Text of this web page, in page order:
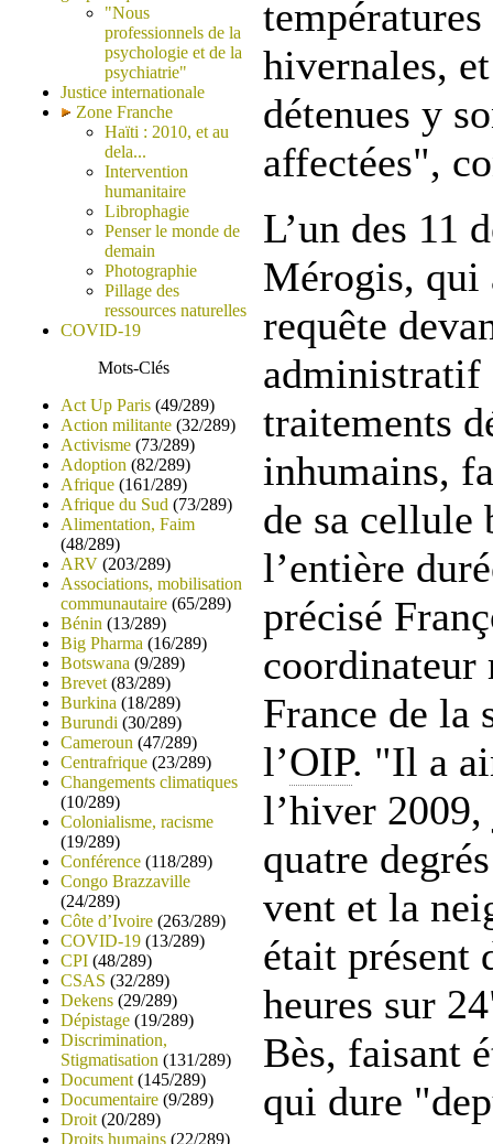
"Nous
professionnels de la
psychologie et de la
psychiatrie"
Justice internationale
Zone Franche
Haïti : 2010, et au
dela...
Intervention
humanitaire
Librophagie
Penser le monde de
demain
Photographie
Pillage des
ressources naturelles
COVID-19
Mots-Clés
Act Up Paris (49/289)
Action militante (32/289)
Activisme (73/289)
Adoption (82/289)
Afrique (161/289)
Afrique du Sud (73/289)
Alimentation, Faim
(48/289)
ARV (203/289)
Associations, mobilisation
communautaire (65/289)
Bénin (13/289)
Big Pharma (16/289)
Botswana (9/289)
Brevet (83/289)
Burkina (18/289)
Burundi (30/289)
Cameroun (47/289)
Centrafrique (23/289)
Changements climatiques
(10/289)
Colonialisme, racisme
(19/289)
Conférence (118/289)
Congo Brazzaville
(24/289)
Côte d’Ivoire (263/289)
COVID-19 (13/289)
CPI (48/289)
CSAS (32/289)
Dekens (29/289)
Dépistage (19/289)
Discrimination,
Stigmatisation (131/289)
Document (145/289)
Documentaire (9/289)
Droit (20/289)
Droits humains (22/289)
hivernales,
détenues y
affectées",
L’un des 11
Mérogis, qui
requête
administratif
traitements
inhumains,
de sa cellule
l’entière
précisé
France de la
l’OIP. "Il a
l’hiver 2009,
quatre
vent et la
était présent
heures sur
Bès, faisant
qui dure